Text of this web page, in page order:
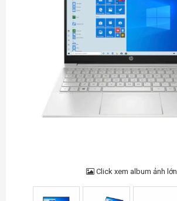
Click xem album ảnh lớn